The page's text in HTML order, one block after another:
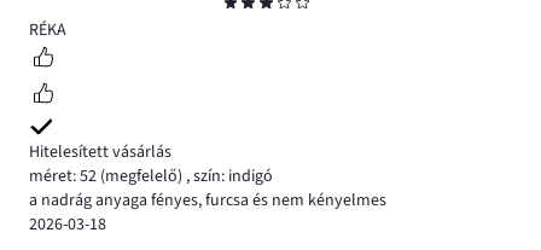
3
RÉKA
Hitelesített vásárlás
méret: 52 (megfelelő) ,szín: indigó
a nadrág anyaga fényes, furcsa és nem kényelmes
2026-03-18